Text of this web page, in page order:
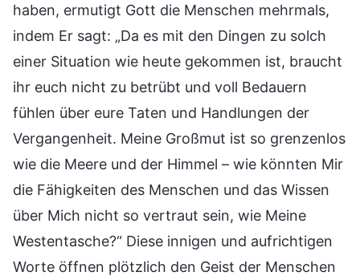
haben, ermutigt Gott die Menschen mehrmals,
indem Er sagt: „Da es mit den Dingen zu solch
einer Situation wie heute gekommen ist, braucht
ihr euch nicht zu betrübt und voll Bedauern
fühlen über eure Taten und Handlungen der
Vergangenheit. Meine Großmut ist so grenzenlos
wie die Meere und der Himmel – wie könnten Mir
die Fähigkeiten des Menschen und das Wissen
über Mich nicht so vertraut sein, wie Meine
Westentasche?“ Diese innigen und aufrichtigen
Worte öffnen plötzlich den Geist der Menschen